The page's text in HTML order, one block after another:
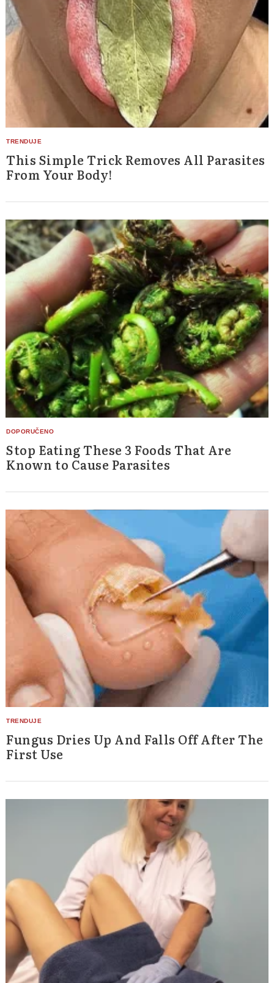
This Simple Trick Removes All Parasites
From Your Body!
Stop Eating These 3 Foods That Are
Known to Cause Parasites
Fungus Dries Up And Falls Off After The
First Use